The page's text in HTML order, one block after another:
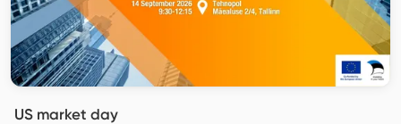
US market day